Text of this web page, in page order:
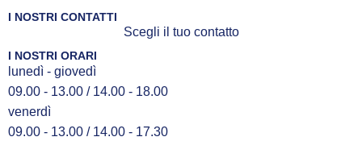
I NOSTRI CONTATTI
Scegli il tuo contatto
I NOSTRI ORARI
lunedì - giovedì
09.00 - 13.00 / 14.00 - 18.00
venerdì
09.00 - 13.00 / 14.00 - 17.30